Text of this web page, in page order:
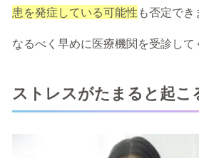
患を発症している可能性 も否定でき
なるべく早めに医療機関を受診して
ストレスがたまると起こ